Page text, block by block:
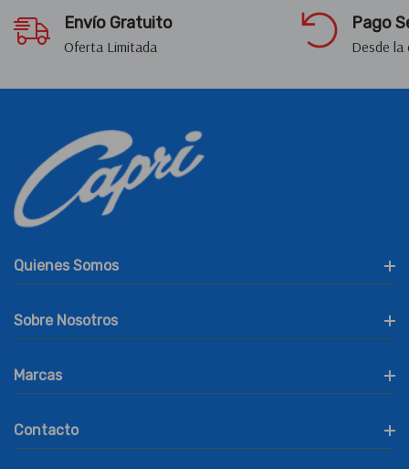
Envío Gratuito
Oferta Limitada
Pago
Desde la
Quienes Somos
Sobre Nosotros
Marcas
Contacto